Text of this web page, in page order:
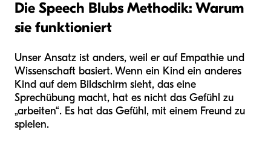
Die Speech Blubs Methodik: Warum
sie funktioniert
Unser Ansatz ist anders, weil er auf Empathie und
Wissenschaft basiert. Wenn ein Kind ein anderes
Kind auf dem Bildschirm sieht, das eine
Sprechübung macht, hat es nicht das Gefühl zu
„arbeiten“. Es hat das Gefühl, mit einem Freund zu
spielen.